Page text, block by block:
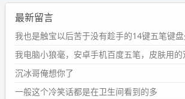
wdssmq
2024-09-23 21:00:49
#PubWord要不我每年汇总整理一次？？
第1页https://www.wdssmq.com/tag/
B%A8%E9%9B%86/
wdssmq
2024-09-23 20:58:40
最新留言
沉冰哥俺想你了
一般这个冷笑话都是在卫生间看到的多